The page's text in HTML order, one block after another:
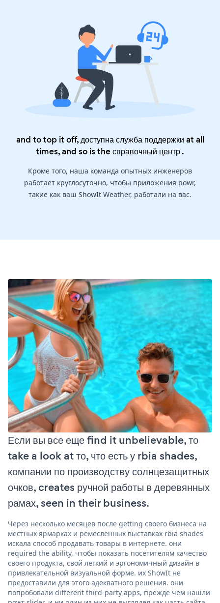
and to top it off, доступна служба поддержки at all
times, and so is theсправочный центр.
Кроме того, наша команда опытных инженеров
работает круглосуточно, чтобы приложения powr,
такие как ваш ShowIt Weather, работали на вас.
Если вы все еще find it unbelievable, то
take a look at то, что есть у rbia shades,
компании по производству солнцезащитных
очков, creates ручной работы в деревянных
рамах, seen in their business.
Через несколько месяцев после getting своего бизнеса на
местных ярмарках и ремесленных выставках rbia shades
искала способ продавать товары в интернете. они
required the ability, чтобы показать посетителям качество
своего продукта, свой легкий и эргономичный дизайн в
привлекательной визуальной форме. их ShowIt не
предоставили для этого адекватного решения. они
попробовали different third-party apps, прежде чем нашли